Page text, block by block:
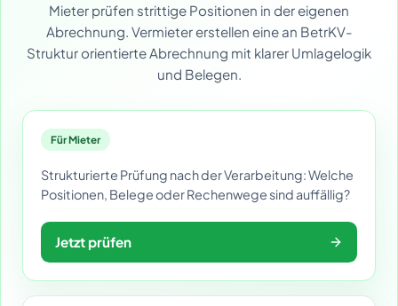
Mieter prüfen strittige Positionen in der eigenen
Abrechnung. Vermieter erstellen eine an BetrKV-
Struktur orientierte Abrechnung mit klarer Umlagelogik
und Belegen.
Für Mieter
Strukturierte Prüfung nach der Verarbeitung: Welche
Positionen, Belege oder Rechenwege sind auffällig?
Jetzt prüfen